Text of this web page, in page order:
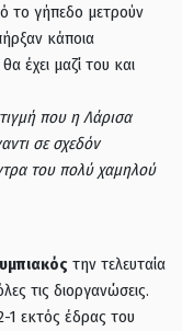
το γήπεδο μετρούν
κάποια
έχει μαζί του και
που η Λάρισα
σε σχεδόν
του πολύ χαμηλού
την τελευταία
τις διοργανώσεις.
1 εκτός έδρας του